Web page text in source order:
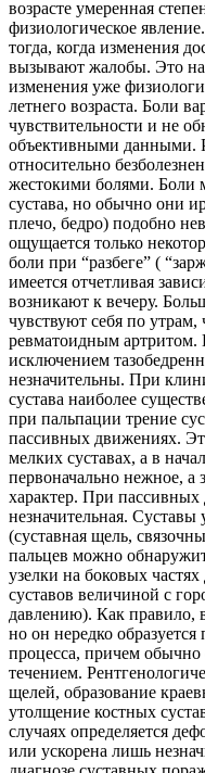
возрасте умеренная
физиологическое
тогда, когда изменения
вызывают жалобы. Это
изменения уже
летнего возраста. Боли
чувствительности и не
объективными данными.
относительно
жестокими болями. Боли
сустава, но обычно они
плечо, бедро) подобно
ощущается только
боли при “разбеге” (
имеется отчетливая
возникают к вечеру.
чувствуют себя по
ревматоидным
исключением
незначительны. При
сустава наиболее
при пальпации трение
пассивных движениях.
мелких суставах, а в
первоначально нежное, а
характер. При пассивных
незначительная.
(суставная щель,
пальцев можно
узелки на боковых
суставов величиной с
давлению). Как правило,
но он нередко
процесса, причем обычно
течением.
щелей, образование
утолщение костных
случаях определяется
или ускорена лишь